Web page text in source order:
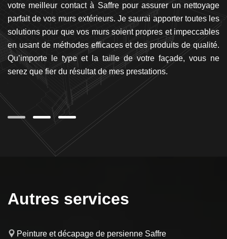
votre meilleur contact à Saffre pour assurer un nettoyage
parfait de vos murs extérieurs. Je saurai apporter toutes les
solutions pour que vos murs soient propres et impeccables
en usant de méthodes efficaces et des produits de qualité.
Qu’importe le type et la taille de votre façade, vous ne
serez que fier du résultat de mes prestations.
Autres services
Peinture et décapage de persienne Saffre